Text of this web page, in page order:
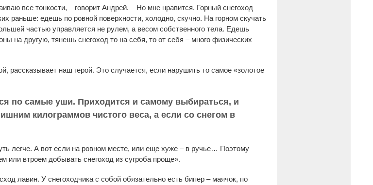
все тонкости, – говорит Андрей. – Но мне нравится. Горный снегоход –
раньше: едешь по ровной поверхности, холодно, скучно. На горном скучать
частью управляется не рулем, а весом собственного тела. Едешь
на другую, тянешь снегоход то на себя, то от себя – много физических
рассказывает наш герой. Это случается, если нарушить то самое «золотое
по самые уши. Приходится и самому выбираться, и
килограммов чистого веса, а если со снегом в
легче. А вот если на ровном месте, или еще хуже – в ручье… Поэтому
или втроем добывать снегоход из сугроба проще».
лавин. У снегоходчика с собой обязательно есть бипер – маячок, по